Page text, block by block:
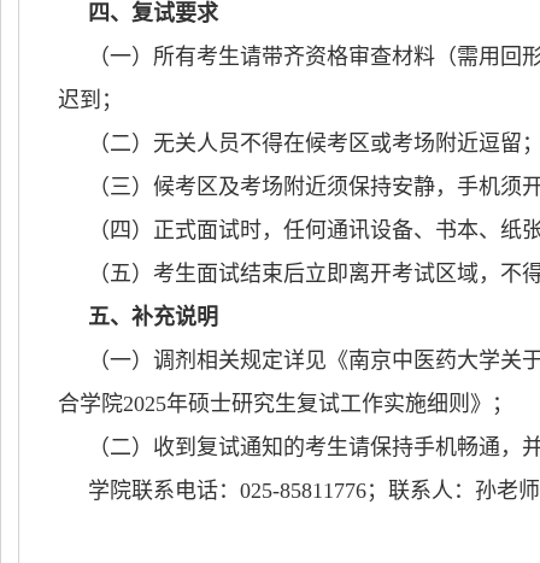
四、复试要求
（一）所有考生请带齐资格审查材料（需用回
迟到；
（二）无关人员不得在候考区或考场附近逗留
（三）候考区及考场附近须保持安静，手机须
（四）正式面试时，任何通讯设备、书本、纸
（五）考生面试结束后立即离开考试区域，不
五、补充说明
（一）调剂相关规定详见《南京中医药大学关
合学院2025年硕士研究生复试工作实施细则》；
（二）收到复试通知的考生请保持手机畅通，
学院联系电话：025-85811776；联系人：孙老